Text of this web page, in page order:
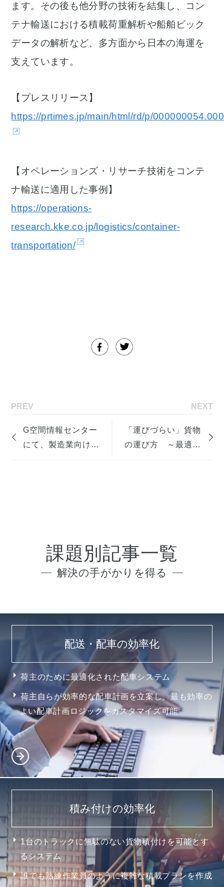
ます。その後も他分野の技術を結集し、コン
テナ輸送における積載荷重解析や船舶ビック
データの解析など、多方面から日本の海運を
支えています。
【プレスリリース】
https://prtimes.jp/main/html/rd/p/
【オペレーションズ・リサーチ技術をコンテ
ナ輸送に適用した事例】
https://operations-
research.kke.co.jp/logistics/container-
transportation/
PREV
G空間情報センター
にて、製造業向け物
NEXT
「運びづらい」貨物
の運び方 ～最適な
課題別記事一覧
解決の手がかりを得る
配送・配車の効率化
荷主のために最適化された配車システム
荷主自らが効率的な配車計画を立案し、最も効率の
よい配車計画ロジックをカスタマイズ可能
積み付けの効率化
1台のトラックに無駄のない貨物積付けを可能とす
るシステム
誰でも熟練作業員のように複雑な積載プランを作成